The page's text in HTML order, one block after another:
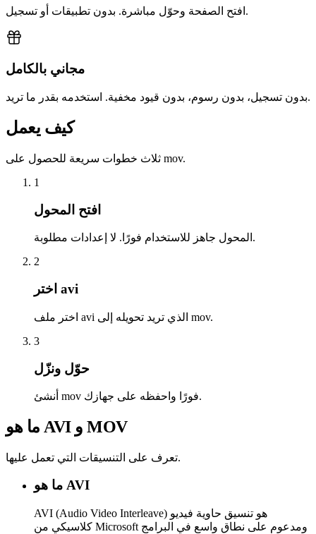
افتح الصفحة وحوّل مباشرة. بدون تطبيقات أو تسجيل.
مجاني بالكامل
بدون تسجيل، بدون رسوم، بدون قيود مخفية. استخدمه بقدر ما تريد.
كيف يعمل
ثلاث خطوات سريعة للحصول على mov.
1
افتح المحول
المحول جاهز للاستخدام فورًا. لا إعدادات مطلوبة.
2
اختر avi
اختر ملف avi الذي تريد تحويله إلى mov.
3
حوّل ونزّل
أنشئ mov فورًا واحفظه على جهازك.
ما هو AVI و MOV
تعرف على التنسيقات التي تعمل عليها.
ما هو AVI
AVI (Audio Video Interleave) هو تنسيق حاوية فيديو
كلاسيكي من Microsoft ومدعوم على نطاق واسع في البرامج